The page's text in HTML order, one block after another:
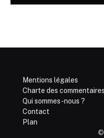
Mentions légales
Charte des commentaires
Qui sommes-nous ?
Contact
Plan
©